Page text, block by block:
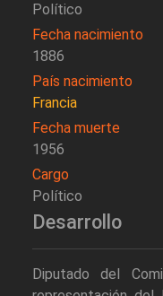
Político
Fecha nacimiento
1886
País nacimiento
Francia
Fecha muerte
1956
Cargo
Político
Desarrollo
Diputado del